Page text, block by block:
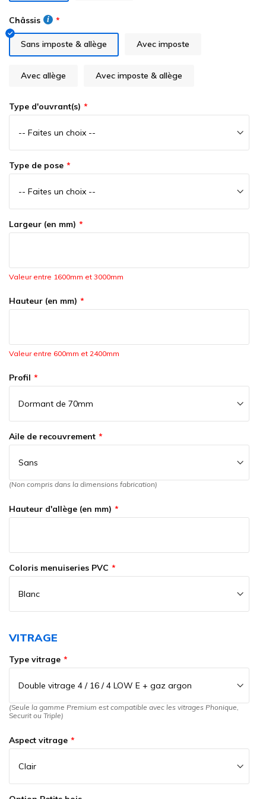
Châssis
Sans imposte & allège Avec imposte
Avec allège Avec imposte & allège
Type d'ouvrant(s)
Type de pose
Largeur (en mm)
Valeur entre 1600mm et 3000mm
Hauteur (en mm)
Valeur entre 600mm et 2400mm
Profil
Aile de recouvrement
(Non compris dans la dimensions fabrication)
Hauteur d'allège (en mm)
Coloris menuiseries PVC
VITRAGE
Type vitrage
(Seule la gamme Premium est compatible avec les vitrages Phonique,
Securit ou Triple)
Aspect vitrage